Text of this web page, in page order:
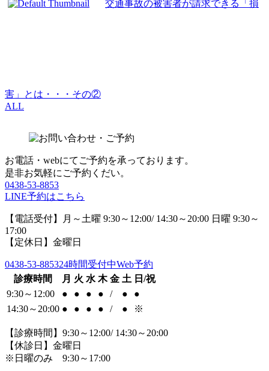
交通事故の被害者が請求できる「損
害」とは・・・その②
ALL
お電話・webにてご予約を承っております。
是非お気軽にご予約くだい。
0438-53-8853
LINE予約はこちら
【電話受付】月～土曜 9:30～12:00/ 14:30～20:00 日曜 9:30～
17:00
【定休日】金曜日
0438-53-885324時間受付中Web予約
診療時間
月 火 水 木 金 土 日/祝
9:30～12:00
● ● ● ● / ●
●
14:30～20:00 ● ● ● ● / ● ※
【診療時間】9:30～12:00/ 14:30～20:00
【休診日】金曜日
※日曜のみ 9:30～17:00